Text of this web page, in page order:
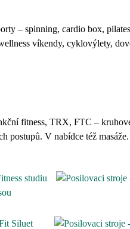
– spinning, cardio box,
víkendy, cyklovýlety,
fitness, TRX, FTC –
postupů. V nabídce též masáže.